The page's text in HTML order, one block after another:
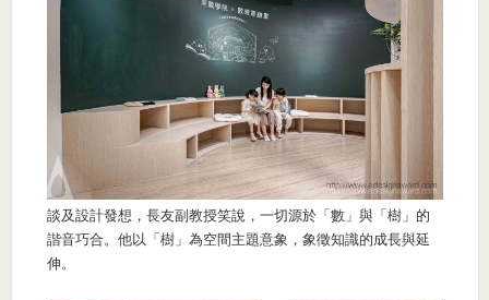
談及設計發想，長友副教授笑說，一切源於「數」與「樹」的
諧音巧合。他以「樹」為空間主題意象，象徵知識的成長與延
伸。